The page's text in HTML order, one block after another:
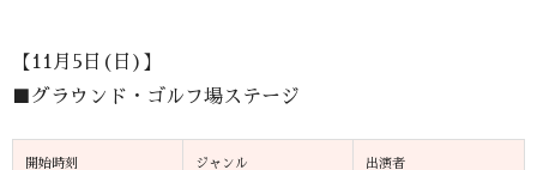
【11月5日(日)】
■グラウンド・ゴルフ場ステージ
開始時刻 ジャンル 出演者